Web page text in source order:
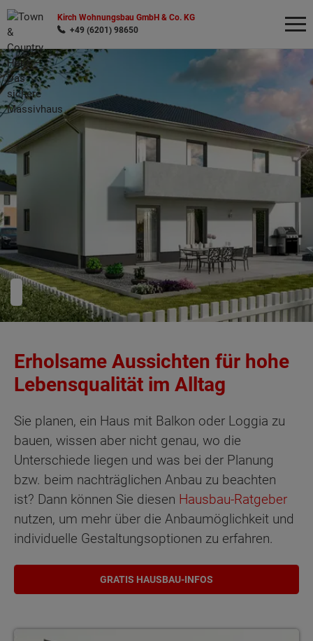
Kirch Wohnungsbau GmbH & Co. KG
+49 (6201) 98650
Erholsame Aussichten für hohe
Lebensqualität im Alltag
Sie planen, ein Haus mit Balkon oder Loggia zu
bauen, wissen aber nicht genau, wo die
Unterschiede liegen und was bei der Planung
bzw. beim nachträglichen Anbau zu beachten
ist? Dann können Sie diesen Hausbau-Ratgeber
nutzen, um mehr über die Anbaumöglichkeit und
individuelle Gestaltungsoptionen zu erfahren.
GRATIS HAUSBAU-INFOS
Wonach möchten Sie suchen?